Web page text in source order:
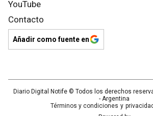
YouTube
Contacto
Añadir como fuente en
Diario Digital Notife © Todos los derechos
- Argentina
Términos y condiciones y privacidad